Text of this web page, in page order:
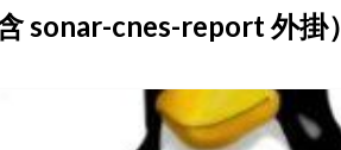
sonar-cnes-report 外掛）